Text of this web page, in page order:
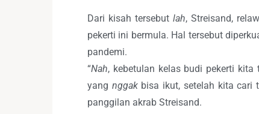
Dari kisah tersebut lah, Streisand,
pekerti ini bermula. Hal tersebut
pandemi.
“Nah, kebetulan kelas budi pekerti kita
yang nggakbisa ikut, setelah kita cari
panggilan akrab Streisand.